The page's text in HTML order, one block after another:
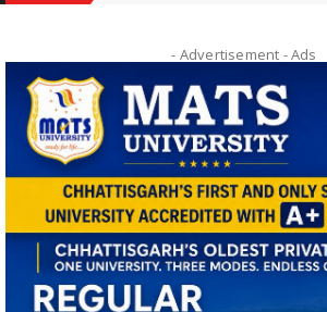
- Advertisement -Ads